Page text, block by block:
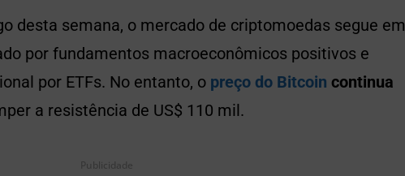
desta semana, o mercado de criptomoedas segue em
por fundamentos macroeconômicos positivos e
por ETFs. No entanto, o preço do Bitcoin continua
a resistência de US$ 110 mil.
Publicidade